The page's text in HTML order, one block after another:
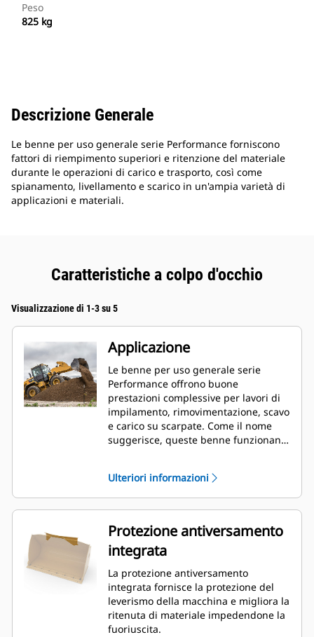
Peso
825 kg
Descrizione Generale
Le benne per uso generale serie Performance forniscono
fattori di riempimento superiori e ritenzione del materiale
durante le operazioni di carico e trasporto, così come
spianamento, livellamento e scarico in un'ampia varietà di
applicazioni e materiali.
Caratteristiche a colpo d'occhio
Visualizzazione di 1-3 su 5
Applicazione
Le benne per uso generale serie
Performance offrono buone
prestazioni complessive per lavori di
impilamento, rimovimentazione, scavo
e carico su scarpate. Come il nome
suggerisce, queste benne funzionano
Sono progettate per condizioni di
abrasione e forze di strappo standard.
Ideale per operazioni di
trascinamento e livellamento. Il
fattore di riempimento per le benne
serie Performance può raggiungere il
115% della capacità specificata.
Ulteriori informazioni
Protezione antiversamento
integrata
La protezione antiversamento
integrata fornisce la protezione del
leverismo della macchina e migliora la
ritenuta di materiale impedendone la
fuoriuscita.